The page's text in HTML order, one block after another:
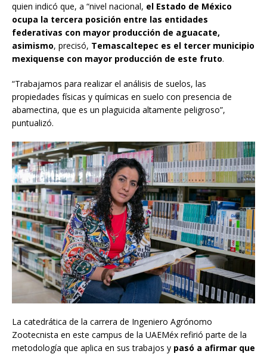
quien indicó que, a “nivel nacional, el Estado de México
ocupa la tercera posición entre las entidades
federativas con mayor producción de aguacate,
asimismo, precisó, Temascaltepec es el tercer municipio
mexiquense con mayor producción de este fruto.
“Trabajamos para realizar el análisis de suelos, las
propiedades físicas y químicas en suelo con presencia de
abamectina, que es un plaguicida altamente peligroso”,
puntualizó.
La catedrática de la carrera de Ingeniero Agrónomo
Zootecnista en este campus de la UAEMéx refirió parte de la
metodología que aplica en sus trabajos y pasó a afirmar que